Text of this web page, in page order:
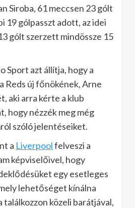
Siroba, 61 meccsen 23 gólt
19 gólpasszt adott, az idei
gólt szerzett mindössze 15
Sport azt állítja, hogy a
Reds új főnökének, Arne
aki arra kérte a klub
hogy nézzék meg még
szóló jelentéseiket.
a Liverpoolfelveszi a
képviselőivel, hogy
egy esetleges
lehetőséget kínálna
találkozzon közeli barátjával,